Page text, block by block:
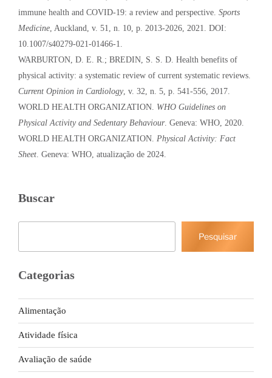
immune health and COVID-19: a review and perspective. Sports
Medicine, Auckland, v. 51, n. 10, p. 2013-2026, 2021. DOI:
10.1007/s40279-021-01466-1.
WARBURTON, D. E. R.; BREDIN, S. S. D. Health benefits of
physical activity: a systematic review of current systematic reviews.
Current Opinion in Cardiology, v. 32, n. 5, p. 541-556, 2017.
WORLD HEALTH ORGANIZATION. WHO Guidelines on
Physical Activity and Sedentary Behaviour. Geneva: WHO, 2020.
WORLD HEALTH ORGANIZATION. Physical Activity: Fact
Sheet. Geneva: WHO, atualização de 2024.
Buscar
Pesquisar
Categorias
Alimentação
Atividade física
Avaliação de saúde